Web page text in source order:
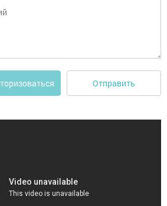
Отправить